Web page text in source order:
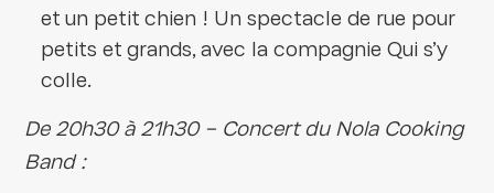
et un petit chien ! Un spectacle de rue pour
petits et grands, avec la compagnie Qui s’y
colle.
De 20h30 à 21h30 – Concert du Nola Cooking
Band :